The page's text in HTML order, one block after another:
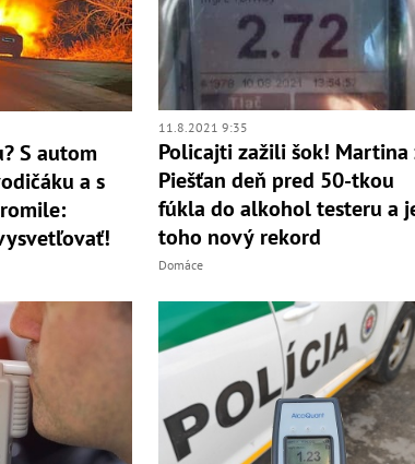
S autom
a s
11.8.2021 9:35
Policajti zažili šok! Martina
Piešťan deň pred 50-tkou
fúkla do alkohol testeru a
toho nový rekord
Domáce